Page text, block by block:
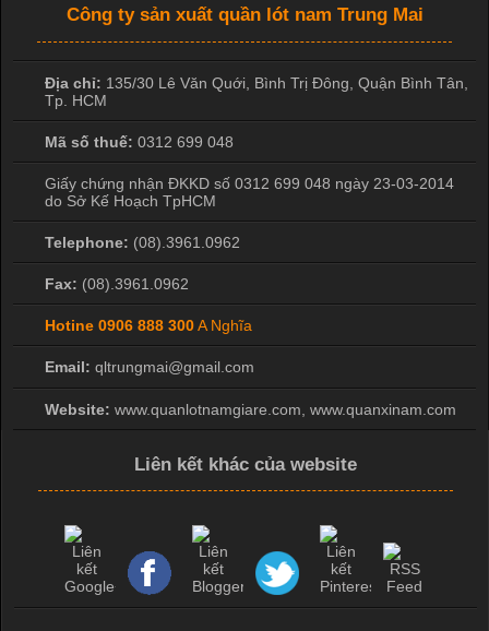
Công ty sản xuất quần lót nam Trung Mai
Địa chỉ: 135/30 Lê Văn Quới, Bình Trị Đông Quận Bình Tân
Tp. HCM
Mã số thuế: 0312 699 048
Giấy chứng nhận ĐKKD số 0312 699 048 ngày 23-03-2014
do Sở Kế Hoạch TpHCM
Telephone: (08).3961.0962
Fax: (08).3961.0962
Hotine 0906 888 300A Nghĩa
Email: qltrungmai@gmail.com
Website: www.quanlotnamgiare.com, www.quanxinam.com
Liên kết khác của website